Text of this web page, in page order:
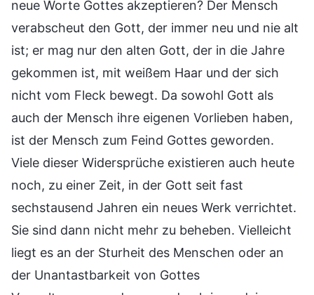
neue Worte Gottes akzeptieren? Der Mensch
verabscheut den Gott, der immer neu und nie alt
ist; er mag nur den alten Gott, der in die Jahre
gekommen ist, mit weißem Haar und der sich
nicht vom Fleck bewegt. Da sowohl Gott als
auch der Mensch ihre eigenen Vorlieben haben,
ist der Mensch zum Feind Gottes geworden.
Viele dieser Widersprüche existieren auch heute
noch, zu einer Zeit, in der Gott seit fast
sechstausend Jahren ein neues Werk verrichtet.
Sie sind dann nicht mehr zu beheben. Vielleicht
liegt es an der Sturheit des Menschen oder an
der Unantastbarkeit von Gottes